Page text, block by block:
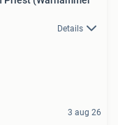
Details
3 aug 26